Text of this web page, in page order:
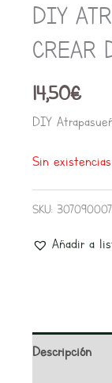
DIY
CREAR
14,50€
DIY
Sin existencias
SKU:
Añadir a
Descripción